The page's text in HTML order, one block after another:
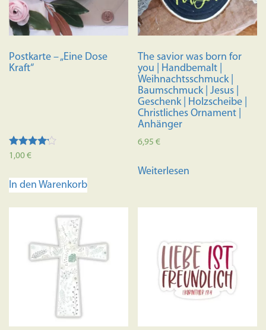
Postkarte – „Eine Dose
Kraft“
Bewertet
von 5
1,00€
In den Warenkorb
The savior was born for
you | Handbemalt |
Weihnachtsschmuck |
Baumschmuck | Jesus |
Geschenk | Holzscheibe |
Christliches Ornament |
Anhänger
6,95€
Weiterlesen